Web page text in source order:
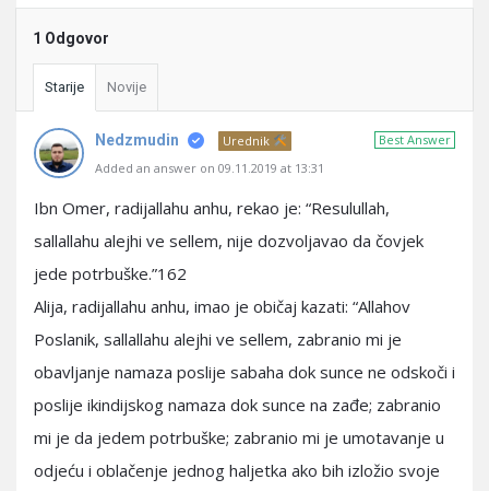
1 Odgovor
Starije Novije
Best Answer
Nedzmudin
Urednik
Added an answer on 09.11.2019 at 13:31
Ibn Omer, radijallahu anhu, rekao je: “Resulullah,
sallallahu alejhi ve sellem, nije dozvoljavao da čovjek
jede potrbuške.”162
Alija, radijallahu anhu, imao je običaj kazati: “Allahov
Poslanik, sallallahu alejhi ve sellem, zabranio mi je
obavljanje namaza poslije sabaha dok sunce ne odskoči i
poslije ikindijskog namaza dok sunce na zađe; zabranio
mi je da jedem potrbuške; zabranio mi je umotavanje u
odjeću i oblačenje jednog haljetka ako bih izložio svoje